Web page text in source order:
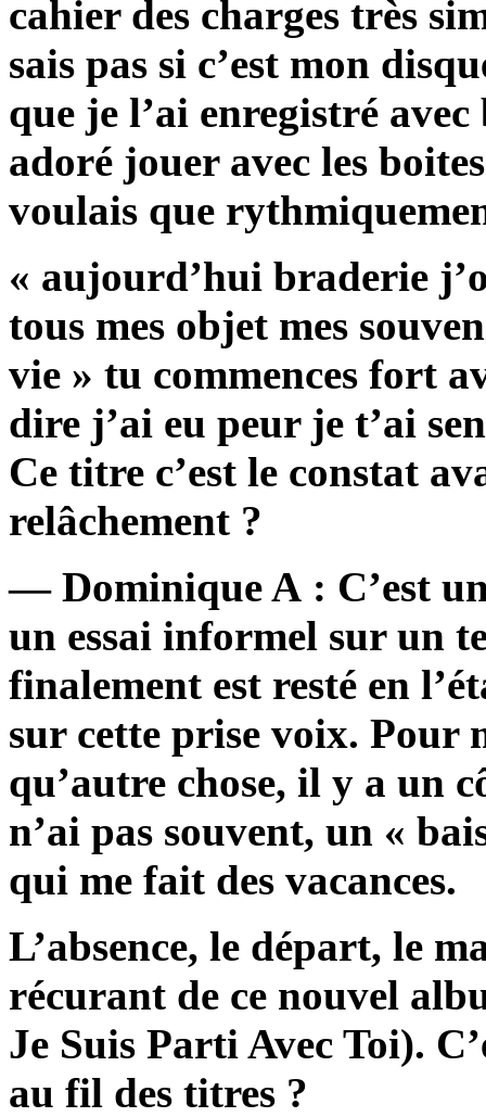
cahier des charges très
sais pas si c’est mon
que je l’ai enregistré
adoré jouer avec les
voulais que
« aujourd’hui braderie
tous mes objet mes
vie » tu commences fort
dire j’ai eu peur je t’ai
Ce titre c’est le constat
relâchement ?
— Dominique A : C’est
un essai informel sur un
finalement est resté en
sur cette prise voix. Pour
qu’autre chose, il y a un
n’ai pas souvent, un «
qui me fait des vacances.
L’absence, le départ, le
récurant de ce nouvel
Je Suis Parti Avec Toi).
au fil des titres ?